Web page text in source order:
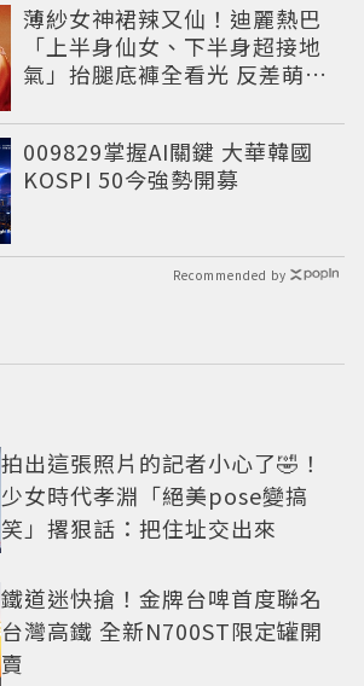
薄紗女神裙辣又仙！迪麗熱巴
「上半身仙女、下半身超接地
氣」抬腿底褲全看光 反差萌穿
009829掌握AI關鍵 大華韓國
KOSPI 50今強勢開募
Recommended by
拍出這張照片的記者小心了🤣！
少女時代孝淵「絕美pose變搞
笑」撂狠話：把住址交出來
鐵道迷快搶！金牌台啤首度聯名
台灣高鐵 全新N700ST限定罐開
賣